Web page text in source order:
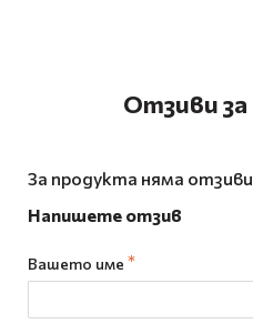
Отзиви
За продукта няма
Напишете отзив
Вашето име